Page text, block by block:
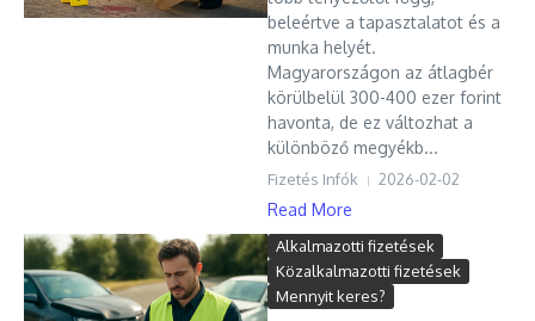
beleértve a tapasztalatot és a
munka helyét.
Magyarországon az átlagbér
körülbelül 300-400 ezer forint
havonta, de ez változhat a
különböző megyékb...
Fizetés Infók 2026-02-02
Read More
Alkalmazotti fizetések
Közalkalmazotti fizetések
Mennyit keres?